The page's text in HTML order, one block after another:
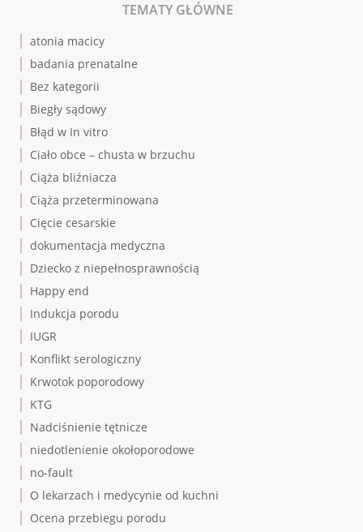
TEMATY GŁÓWNE
atonia macicy
badania prenatalne
Bez kategorii
Biegły sądowy
Błąd w In vitro
Ciało obce – chusta w brzuchu
Ciąża bliźniacza
Ciąża przeterminowana
Cięcie cesarskie
dokumentacja medyczna
Dziecko z niepełnosprawnością
Happy end
Indukcja porodu
IUGR
Konflikt serologiczny
Krwotok poporodowy
KTG
Nadciśnienie tętnicze
niedotlenienie okołoporodowe
no-fault
O lekarzach i medycynie od kuchni
Ocena przebiegu porodu